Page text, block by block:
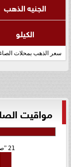
الجنيه الذهب
الكيلو
سعر الذهب بمحلات
مواقيت
21